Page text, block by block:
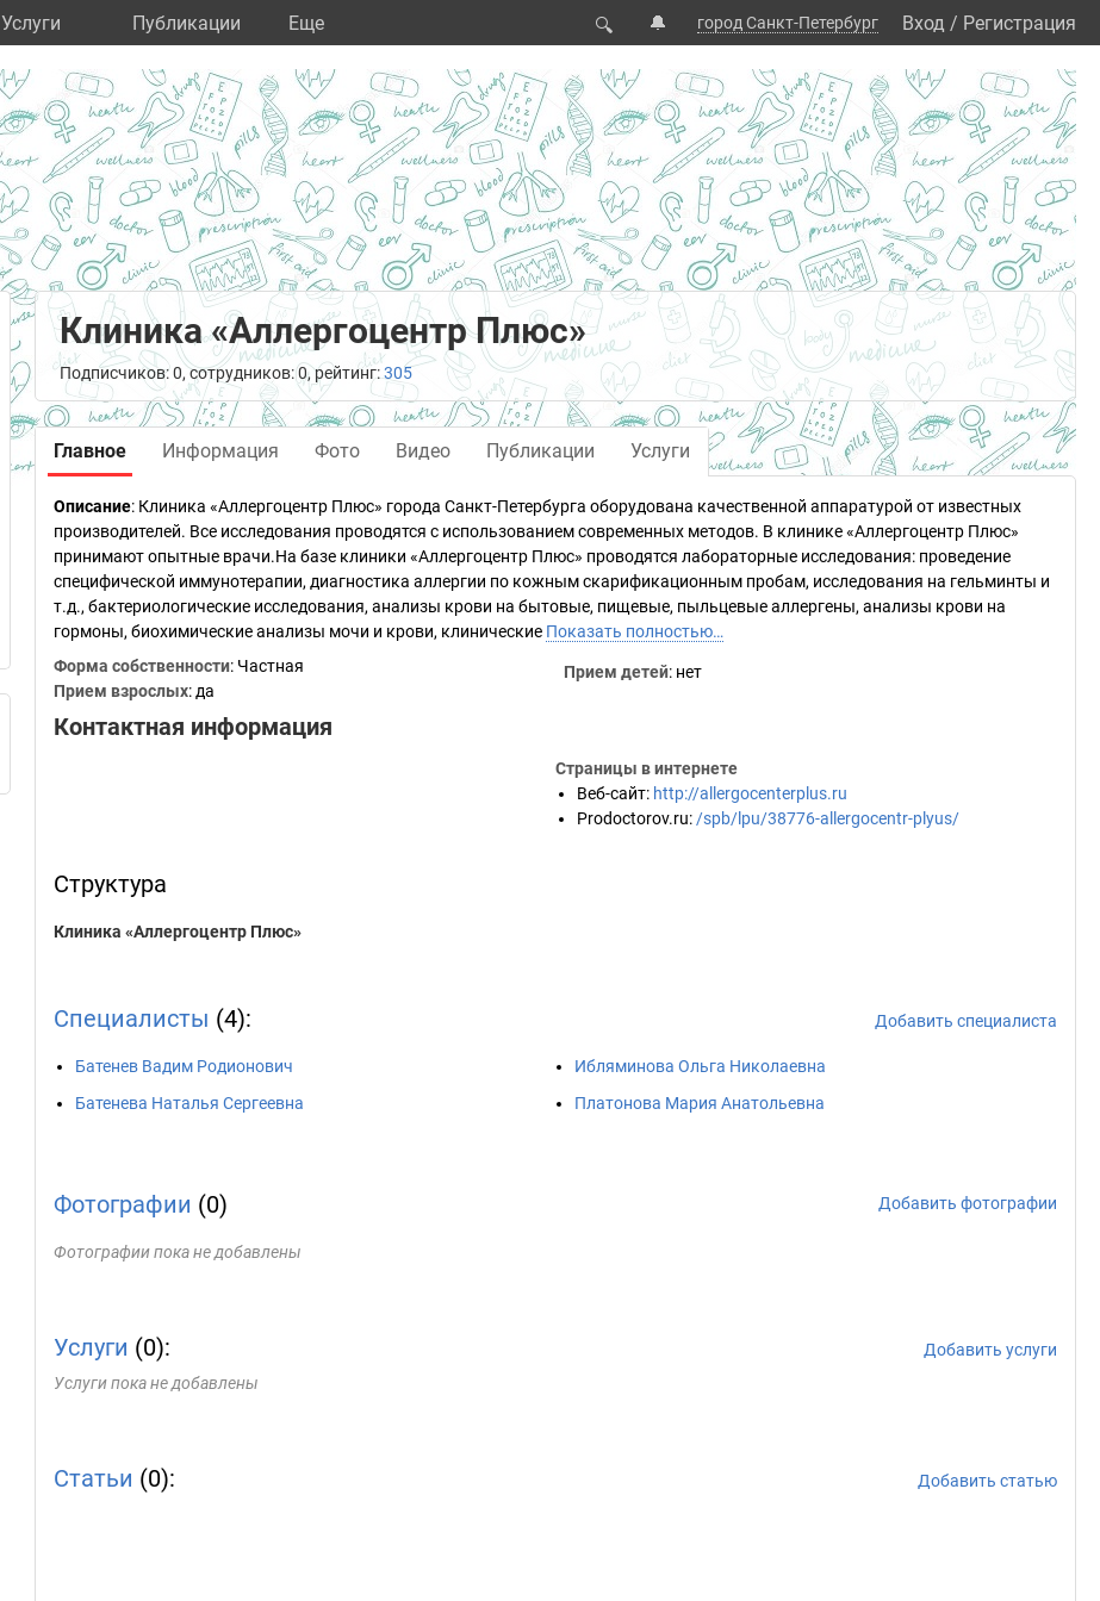
Услуги Публикации Eще 🔍 🔔 город Санкт-Петербург Вход / Регистрация
Клиника «Аллергоцентр Плюс»
Подписчиков: 0, сотрудников: 0, рейтинг:305
Главное Информация Фото Видео Публикации Услуги
Описание: Клиника «Аллергоцентр Плюс» города Санкт-Петербурга оборудована качественной аппаратурой от известных
производителей. Все исследования проводятся с использованием современных методов. В клинике «Аллергоцентр Плюс»
принимают опытные врачи.На базе клиники «Аллергоцентр Плюс» проводятся лабораторные исследования: проведение
специфической иммунотерапии, диагностика аллергии по кожным скарификационным пробам, исследования на гельминты и
т.д., бактериологические исследования, анализы крови на бытовые, пищевые, пыльцевые аллергены, анализы крови на
гормоны, биохимические анализы мочи и крови, клинические Показать полностью…
Форма собственности: Частная
Прием взрослых: да
Прием детей: нет
Контактная информация
Страницы в интернете
Веб-сайт: http://allergocenterplus.ru
Prodoctorov.ru: /spb/lpu/38776-allergocentr-plyus/
Структура
Клиника «Аллергоцентр Плюс»
Специалисты (4): Добавить специалиста
Батенев Вадим Родионович
Батенева Наталья Сергеевна
Ибляминова Ольга Николаевна
Платонова Мария Анатольевна
Фотографии (0) Добавить фотографии
Фотографии пока не добавлены
Услуги (0):
Добавить услуги
Услуги пока не добавлены
Статьи (0): Добавить статью